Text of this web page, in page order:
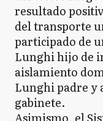
resultado
del transporte
participado de
Lunghi hijo de
aislamiento
Lunghi padre y
gabinete.
Asimismo, el